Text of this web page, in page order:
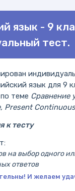
язык - 9
тест.
язык для 9
теме Сравнение
Present Continuous
к тесту
на выбор одного
ответов
И желаем